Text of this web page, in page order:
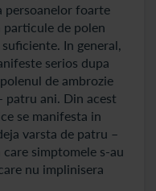
persoanelor foarte
particule de polen
In general,
serios dupa
de ambrozie
patru ani. Din acest
se manifesta in
varsta de patru –
simptomele s-au
nu implinisera